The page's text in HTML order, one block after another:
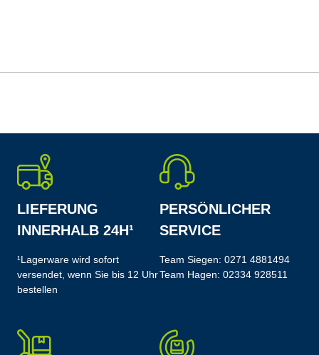
LIEFERUNG
INNERHALB 24H¹
¹Lagerware wird sofort
versendet, wenn Sie bis 12 Uhr
bestellen
PERSÖNLICHER
SERVICE
Team Siegen: 0271 4881494
Team Hagen: 02334 928511